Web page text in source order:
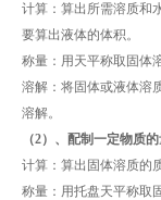
计算：算出所需溶质和
要算出液体的体积。
称量：用天平称取固体
溶解：将固体或液体溶
溶解。
（2）、配制一定物质
计算：算出固体溶质的
称量：用托盘天平称取